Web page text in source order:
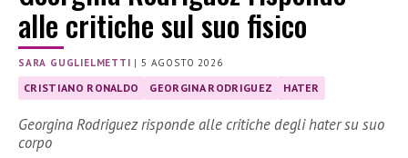
alle critiche sul suo fisico
SARA GUGLIELMETTI |5 AGOSTO 2026
CRISTIANO RONALDO GEORGINA RODRIGUEZ HATER
Georgina Rodriguez risponde alle critiche degli hater su suo
corpo